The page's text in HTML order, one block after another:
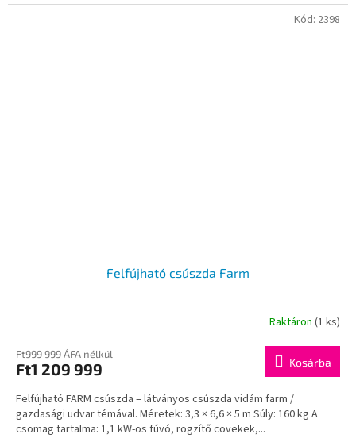
Felfújható csúszda Farm
Raktáron (1 ks)
Ft999 999 ÁFA nélkül
Ft1 209 999 Kosárba
Felfújható FARM csúszda – látványos csúszda vidám farm /
gazdasági udvar témával. Méretek: 3,3 × 6,6 × 5 m Súly: 160 kg A
csomag tartalma: 1,1 kW-os fúvó, rögzítő cövekek,...
Kód: 2398